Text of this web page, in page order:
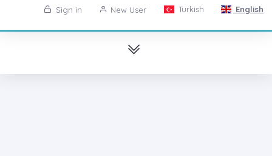
Sign in New User Turkish English